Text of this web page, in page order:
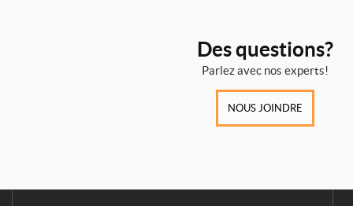
Des questions?
Parlez avec nos experts!
NOUS JOINDRE